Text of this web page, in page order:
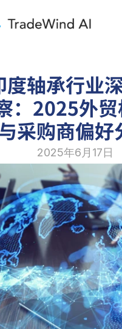
度轴承行业
：2025外
采购商偏好
2025年6月17日